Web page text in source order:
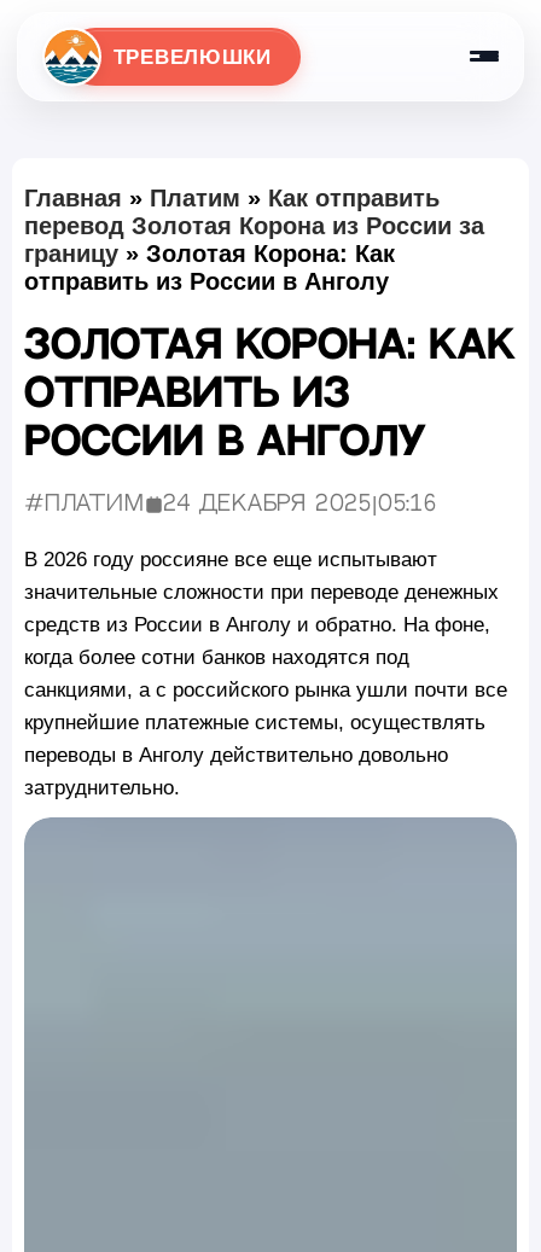
ТРЕВЕЛЮШКИ
Главная » Платим » Как отправить
перевод Золотая Корона из России за
границу » Золотая Корона: Как
отправить из России в Анголу
Золотая Корона: Как
отправить из
России в Анголу
#Платим Опубликовано:
24 декабря 2025 05:16
В 2026 году россияне все еще испытывают
значительные сложности при переводе денежных
средств из России в Анголу и обратно. На фоне,
когда более сотни банков находятся под
санкциями, а с российского рынка ушли почти все
крупнейшие платежные системы, осуществлять
переводы в Анголу действительно довольно
затруднительно.